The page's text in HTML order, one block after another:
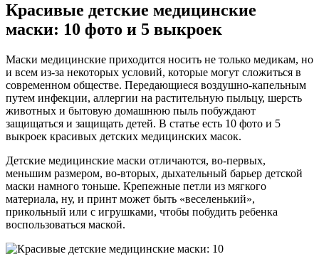
Красивые детские медицинские
маски: 10 фото и 5 выкроек
Маски медицинские приходится носить не только медикам, но
и всем из-за некоторых условий, которые могут сложиться в
современном обществе. Передающиеся воздушно-капельным
путем инфекции, аллергии на растительную пыльцу, шерсть
животных и бытовую домашнюю пыль побуждают
защищаться и защищать детей. В статье есть 10 фото и 5
выкроек красивых детских медицинских масок.
Детские медицинские маски отличаются, во-первых,
меньшим размером, во-вторых, дыхательный барьер детской
маски намного тоньше. Крепежные петли из мягкого
материала, ну, и принт может быть «веселенький»,
прикольный или с игрушками, чтобы побудить ребенка
воспользоваться маской.